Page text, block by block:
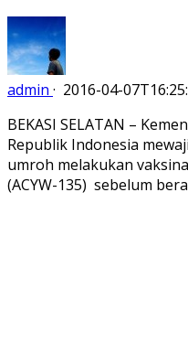
admin · 2016-04-
BEKASI SELATAN –
Republik Indonesia
umroh melakukan
(ACYW-135) sebelum